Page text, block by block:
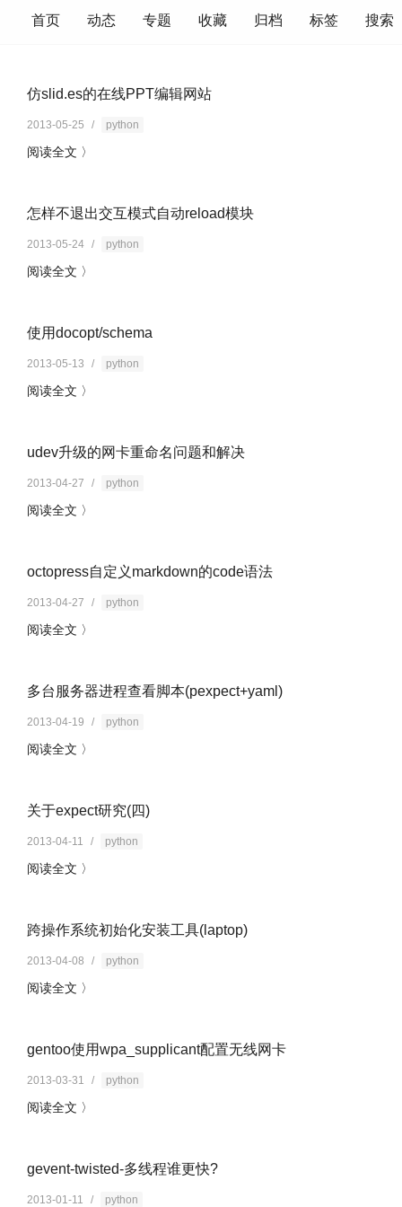
首页 动态 专题 收藏 归档 标签 搜索
仿slid.es的在线PPT编辑网站
2013-05-25 / python
阅读全文 〉
怎样不退出交互模式自动reload模块
2013-05-24 / python
阅读全文 〉
使用docopt/schema
2013-05-13 / python
阅读全文 〉
udev升级的网卡重命名问题和解决
2013-04-27 / python
阅读全文 〉
octopress自定义markdown的code语法
2013-04-27 / python
阅读全文 〉
多台服务器进程查看脚本(pexpect+yaml)
2013-04-19 / python
阅读全文 〉
关于expect研究(四)
2013-04-11 / python
阅读全文 〉
跨操作系统初始化安装工具(laptop)
2013-04-08 / python
阅读全文 〉
gentoo使用wpa_supplicant配置无线网卡
2013-03-31 / python
阅读全文 〉
gevent-twisted-多线程谁更快?
2013-01-11 / python